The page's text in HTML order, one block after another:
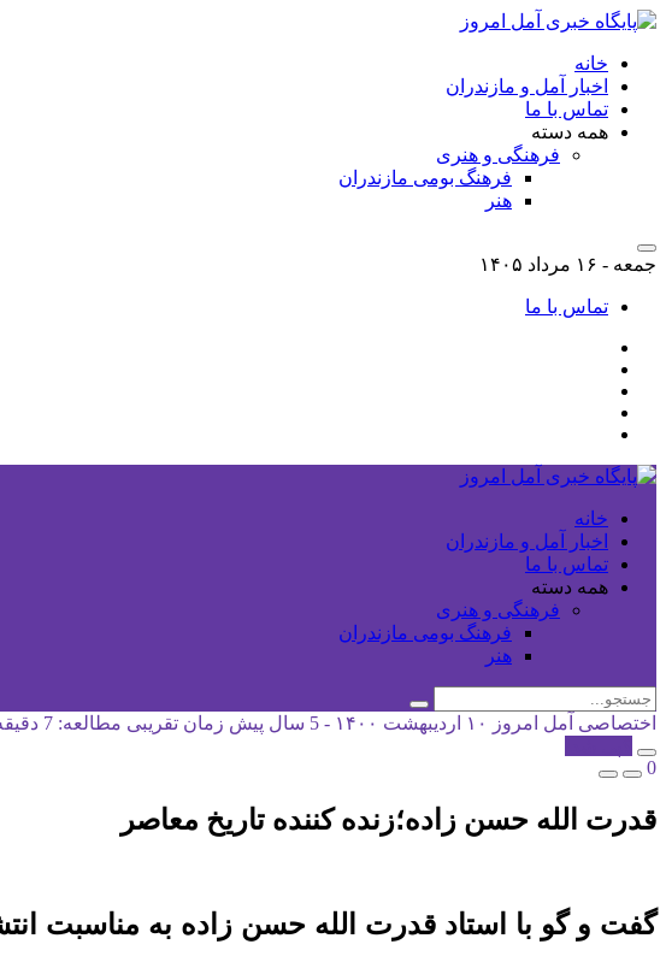
خانه
اخبار آمل و مازندران
تماس با ما
همه دسته
فرهنگی و هنری
فرهنگ بومی مازندران
هنر
جمعه - ۱۶ مرداد ۱۴۰۵
تماس با ما
خانه
اخبار آمل و مازندران
تماس با ما
همه دسته
فرهنگی و هنری
فرهنگ بومی مازندران
هنر
اختصاصی آمل امروز ۱۰ اردیبهشت ۱۴۰۰ - 5 سال پیش
زمان تقریبی مطالعه: 7 دقیقه
0
قدرت الله حسن زاده؛زنده کننده تاریخ معاصر
گفت و گو با استاد قدرت الله حسن زاده به مناسبت